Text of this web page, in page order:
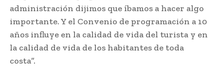
administración dijimos que íbamos a hacer algo
importante. Y el Convenio de programación a 10
años influye en la calidad de vida del turista y en
la calidad de vida de los habitantes de toda
costa”.